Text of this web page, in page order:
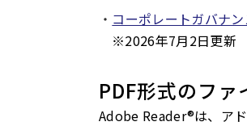
コーポレートガバナ
※2026年7月2日更新
PDF形式のフ
Adobe Reader®は、ア